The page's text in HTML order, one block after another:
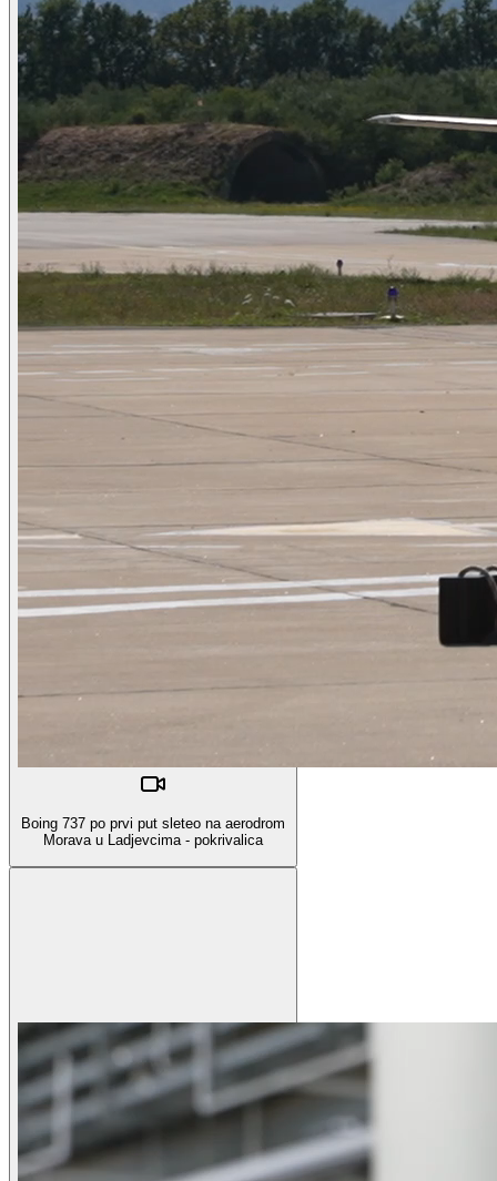
Boing 737 po prvi put sleteo na aerodrom
Morava u Ladjevcima - pokrivalica